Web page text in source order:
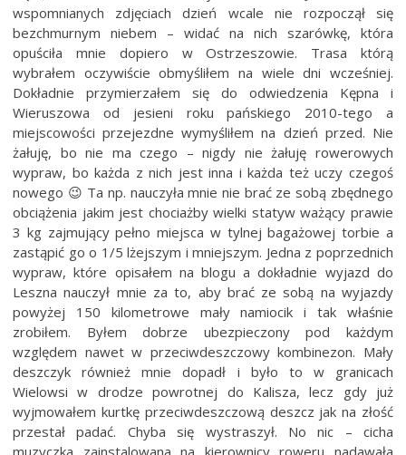
wspomnianych zdjęciach dzień wcale nie rozpoczął się
bezchmurnym niebem – widać na nich szarówkę, która
opuściła mnie dopiero w Ostrzeszowie. Trasa którą
wybrałem oczywiście obmyśliłem na wiele dni wcześniej.
Dokładnie przymierzałem się do odwiedzenia Kępna i
Wieruszowa od jesieni roku pańskiego 2010-tego a
miejscowości przejezdne wymyśliłem na dzień przed. Nie
żałuję, bo nie ma czego – nigdy nie żałuję rowerowych
wypraw, bo każda z nich jest inna i każda też uczy czegoś
nowego 😉 Ta np. nauczyła mnie nie brać ze sobą zbędnego
obciążenia jakim jest chociażby wielki statyw ważący prawie
3 kg zajmujący pełno miejsca w tylnej bagażowej torbie a
zastąpić go o 1/5 lżejszym i mniejszym. Jedna z poprzednich
wypraw, które opisałem na blogu a dokładnie wyjazd do
Leszna nauczył mnie za to, aby brać ze sobą na wyjazdy
powyżej 150 kilometrowe mały namiocik i tak właśnie
zrobiłem. Byłem dobrze ubezpieczony pod każdym
względem nawet w przeciwdeszczowy kombinezon. Mały
deszczyk również mnie dopadł i było to w granicach
Wielowsi w drodze powrotnej do Kalisza, lecz gdy już
wyjmowałem kurtkę przeciwdeszczową deszcz jak na złość
przestał padać. Chyba się wystraszył. No nic – cicha
muzyczka zainstalowana na kierownicy roweru nadawała